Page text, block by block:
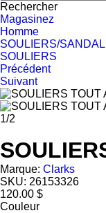
Rechercher
Magasinez
Homme
SOULIERS/
SOULIERS
Précédent
Suivant
1/2
Marque: Clarks
SKU: 26153326
120.00 $
Couleur